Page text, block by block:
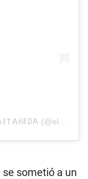
Una publicación compartida de Ᏽ𐌵𐌉𐌋𐌋𐌄 𐌂𐌀𐌔𐌕𐌀ñ𐌄𐌃𐌀 (@elguilledice)
sometió a un